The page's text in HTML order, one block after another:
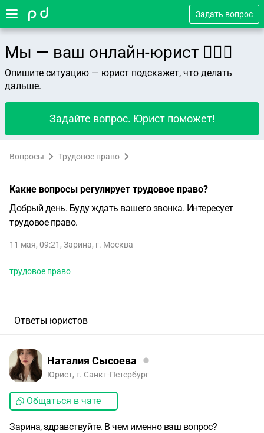
Задать вопрос
Мы — ваш онлайн-юрист 👨🏻‍⚖️
Опишите ситуацию — юрист подскажет, что делать
дальше.
Задайте вопрос. Юрист поможет!
Вопросы Трудовое право
Какие вопросы регулирует трудовое право?
Добрый день. Буду ждать вашего звонка. Интересует
трудовое право.
11 мая, 09:21 , Зарина, г. Москва
трудовое право
Ответы юристов
Наталия Сысоева
Юрист, г. Санкт-Петербург
Общаться в чате
Зарина, здравствуйте. В чем именно ваш вопрос?